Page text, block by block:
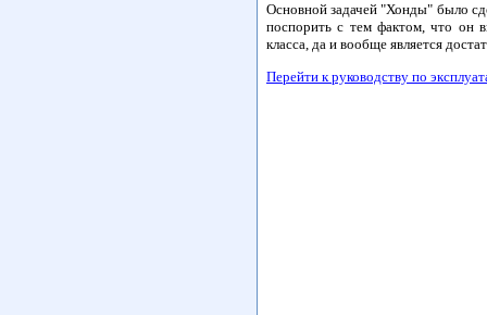
Основной задачей "Хонды" было
поспорить с тем фактом, что он
класса, да и вообще является
Перейти к руководству по